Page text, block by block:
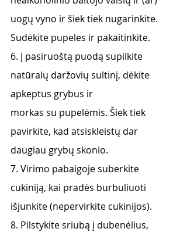
uogų vyno ir šiek tiek nugarinkite.
Sudėkite pupeles ir pakaitinkite.
6. Į pasiruoštą puodą supilkite
natūralų daržovių sultinį, dėkite
apkeptus grybus ir
morkas su pupelėmis. Šiek tiek
pavirkite, kad atsiskleistų dar
daugiau grybų skonio.
7. Virimo pabaigoje suberkite
cukiniją, kai pradės burbuliuoti
išjunkite (nepervirkite cukinijos).
8. Pilstykite sriubą į dubenėlius,